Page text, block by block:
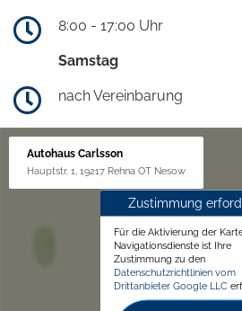
8:00 - 17:00 Uhr
Samstag
nach Vereinbarung
Autohaus Carlsson
Hauptstr. 1, 19217 Rehna OT Nesow
Zustimmung
Für die Aktivierung der
Navigationsdienste ist Ihre
Zustimmung zu den
Datenschutzrichtlinien vom
Drittanbieter Google LLC